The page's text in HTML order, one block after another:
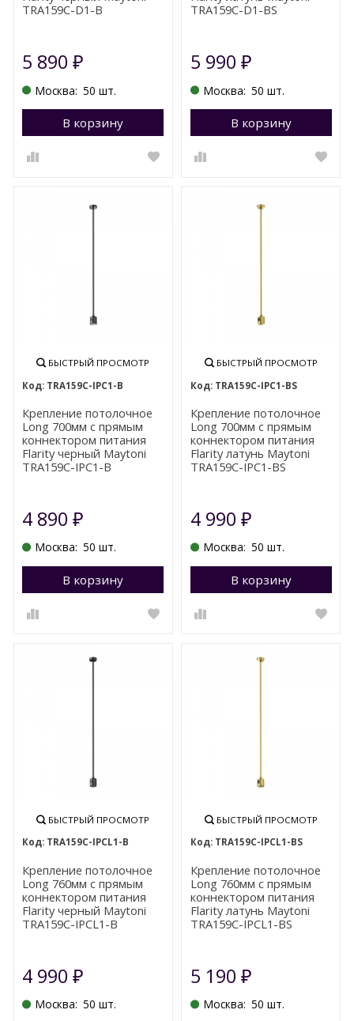
TRA159С-D1-B
5 890₽
Москва: 50 шт.
В корзину Перейти в корзину
TRA159С-D1-BS
5 990 ₽
Москва: 50 шт.
В корзину
БЫСТРЫЙ ПРОСМОТР
TRA159С-IPC1-B
Крепление потолочное
Long 700мм с прямым
коннектором питания
Flarity черный Maytoni
TRA159С-IPC1-B
4 890₽
Москва: 50 шт.
В корзину Перейти в корзину
БЫСТРЫЙ ПРОСМОТР
TRA159С-IPC1-BS
Крепление потолочное
Long 700мм с прямым
коннектором питания
Flarity латунь Maytoni
TRA159С-IPC1-BS
4 990 ₽
Москва: 50 шт.
В корзину
БЫСТРЫЙ ПРОСМОТР
TRA159С-IPCL1-B
Крепление потолочное
Long 760мм с прямым
коннектором питания
Flarity черный Maytoni
TRA159С-IPCL1-B
4 990₽
Москва: 50 шт.
БЫСТРЫЙ ПРОСМОТР
TRA159С-IPCL1-BS
Крепление потолочное
Long 760мм с прямым
коннектором питания
Flarity латунь Maytoni
TRA159С-IPCL1-BS
5 190 ₽
Москва: 50 шт.